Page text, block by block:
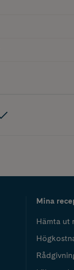
Mina
Hämta ut